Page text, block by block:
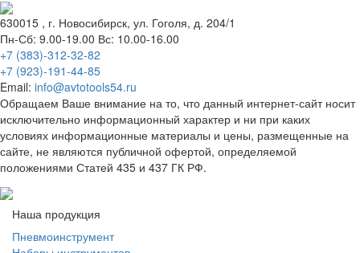
630015 , г. Новосибирск, ул. Гоголя, д. 204/1
Пн-Сб: 9.00-19.00 Вс: 10.00-16.00
+7 (383)-312-32-82
+7 (923)-191-44-85
Email: info@avtotools54.ru
Обращаем Ваше внимание на то, что данный интернет-сайт носит
исключительно информационный характер и ни при каких
условиях информационные материалы и цены, размещенные на
сайте, не являются публичной офертой, определяемой
положениями Статей 435 и 437 ГК РФ.
Наша продукция
Пневмоинструмент